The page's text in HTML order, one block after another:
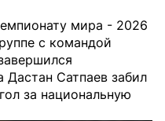
мира - 2026
с командой
Дастан Сатпаев забил
за национальную